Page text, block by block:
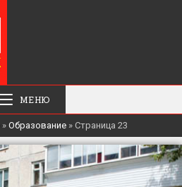
МЕНЮ
» Образование » Страница 23